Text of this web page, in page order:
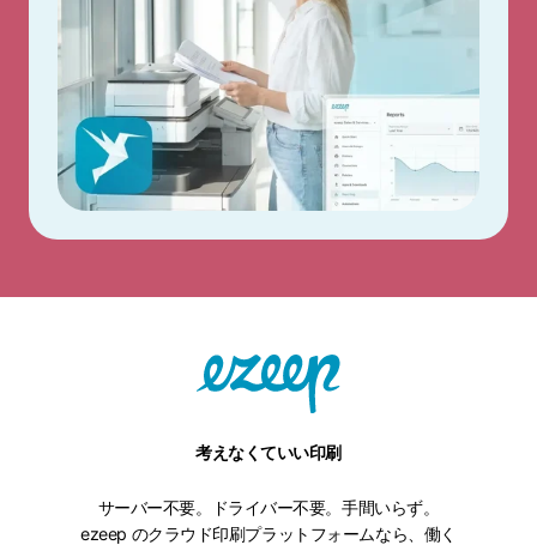
考えなくていい印刷
サーバー不要。ドライバー不要。手間いらず。
ezeep のクラウド印刷プラットフォームなら、働く